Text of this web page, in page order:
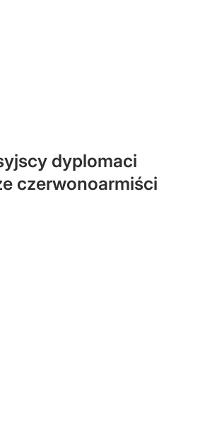
dyplomaci
czerwonoarmiści